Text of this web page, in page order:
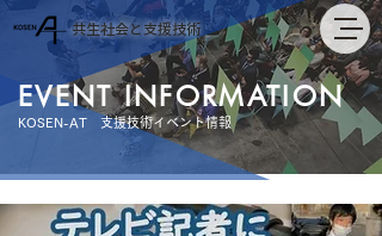
共生社会と支援技術
EVENT INFORMATION
KOSEN-AT 支援技術イベント情報